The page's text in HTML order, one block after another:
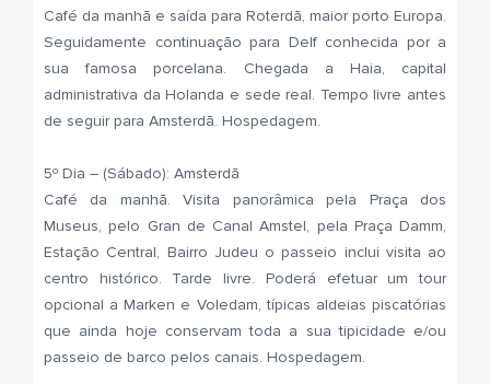
Café da manhã e saída para Roterdã, maior porto Europa.
Seguidamente continuação para Delf conhecida por a
sua famosa porcelana. Chegada a Haia, capital
administrativa da Holanda e sede real. Tempo livre antes
de seguir para Amsterdã. Hospedagem.
5º Dia – (Sábado): Amsterdã
Café da manhã. Visita panorâmica pela Praça dos
Museus, pelo Gran de Canal Amstel, pela Praça Damm,
Estação Central, Bairro Judeu o passeio inclui visita ao
centro histórico. Tarde livre. Poderá efetuar um tour
opcional a Marken e Voledam, típicas aldeias piscatórias
que ainda hoje conservam toda a sua tipicidade e/ou
passeio de barco pelos canais. Hospedagem.